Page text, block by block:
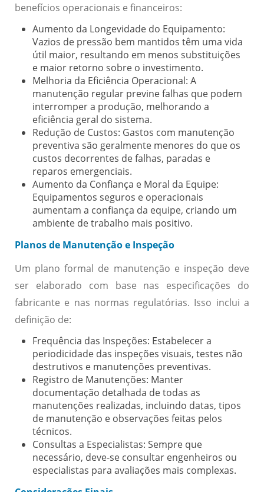
benefícios operacionais e financeiros:
Aumento da Longevidade do Equipamento:
Vazios de pressão bem mantidos têm uma vida
útil maior, resultando em menos substituições
e maior retorno sobre o investimento.
Melhoria da Eficiência Operacional: A
manutenção regular previne falhas que podem
interromper a produção, melhorando a
eficiência geral do sistema.
Redução de Custos: Gastos com manutenção
preventiva são geralmente menores do que os
custos decorrentes de falhas, paradas e
reparos emergenciais.
Aumento da Confiança e Moral da Equipe:
Equipamentos seguros e operacionais
aumentam a confiança da equipe, criando um
ambiente de trabalho mais positivo.
Planos de Manutenção e Inspeção
Um plano formal de manutenção e inspeção deve
ser elaborado com base nas especificações do
fabricante e nas normas regulatórias. Isso inclui a
definição de:
Frequência das Inspeções: Estabelecer a
periodicidade das inspeções visuais, testes não
destrutivos e manutenções preventivas.
Registro de Manutenções: Manter
documentação detalhada de todas as
manutenções realizadas, incluindo datas, tipos
de manutenção e observações feitas pelos
técnicos.
Consultas a Especialistas: Sempre que
necessário, deve-se consultar engenheiros ou
especialistas para avaliações mais complexas.